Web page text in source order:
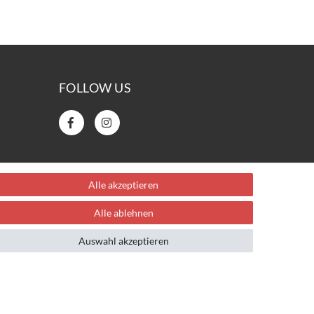
FOLLOW US
Alle akzeptieren
Alle ablehnen
Auswahl akzeptieren